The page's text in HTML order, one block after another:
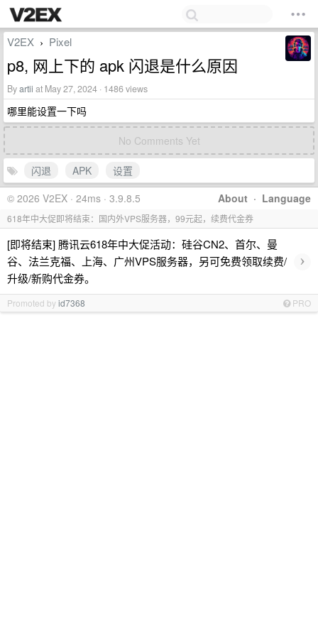
V2EX › Pixel
p8, 网上下的 apk 闪退是什么原因
Byartii at May 27, 2024 · 1486 views
哪里能设置一下吗
No Comments Yet
闪退 APK
设置
About · Language
© 2026 V2EX · 24ms · 3.9.8.5
618年中大促即将结束：国内外VPS服务器，99元起，续费代金券
[即将结束] 腾讯云618年中大促活动：硅谷CN2、首尔、曼
谷、法兰克福、上海、广州VPS服务器，另可免费领取续费/
升级/新购代金券。
›
Promoted byid7368 PRO